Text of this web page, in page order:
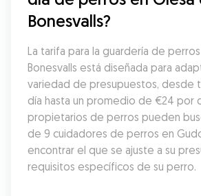
Bonesvalls?
La tarifa para la guardería de
Bonesvalls está diseñada para
variedad de presupuestos, desde
día hasta un promedio de €24 por
propietarios de perros pueden
de 9 cuidadores de perros en
encontrar el que se ajuste a su
requisitos específicos de su perro.